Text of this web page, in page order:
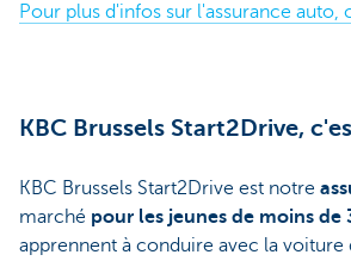
Pour plus d'infos sur l'assurance auto,
KBC Brussels Start2Drive,
KBC Brussels Start2Drive est notre
marché pour les jeunes de moins de
apprennent à conduire avec la voiture